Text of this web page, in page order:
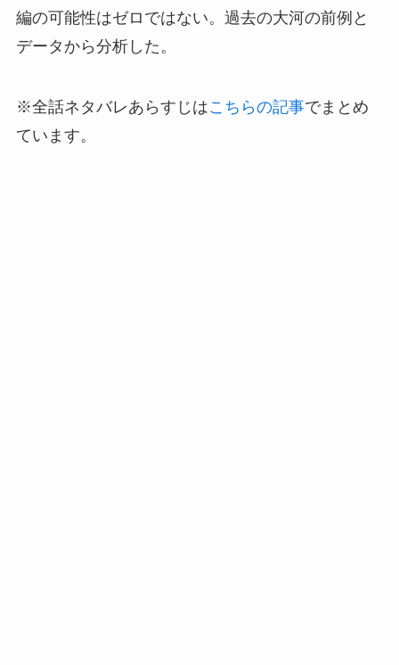
編の可能性はゼロではない。過去の大河の前例と
データから分析した。
※全話ネタバレあらすじはこちらの記事でまとめ
ています。